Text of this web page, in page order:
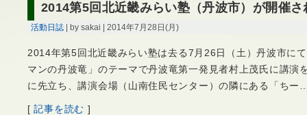
2014第5回北近畿みらい塾（丹波市）が開催さ
活動日誌 | by sakai | 2014年7月28日(月)
2014年第5回北近畿みらい塾は去る7月26日（土）丹波市に
マンの丹波竜」のテーマで丹波竜第一発見者村上茂氏に講演
に先立ち、講演会場（山南住民センター）の隣にある「ちー
[記事を読む ]